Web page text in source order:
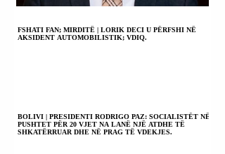
FSHATI FAN; MIRDITË | LORIK DECI U PËRFSHI NË
AKSIDENT AUTOMOBILISTIK; VDIQ.
BOLIVI | PRESIDENTI RODRIGO PAZ: SOCIALISTËT NË
PUSHTET PËR 20 VJET NA LANË NJË ATDHE TË
SHKATËRRUAR DHE NË PRAG TË VDEKJES.